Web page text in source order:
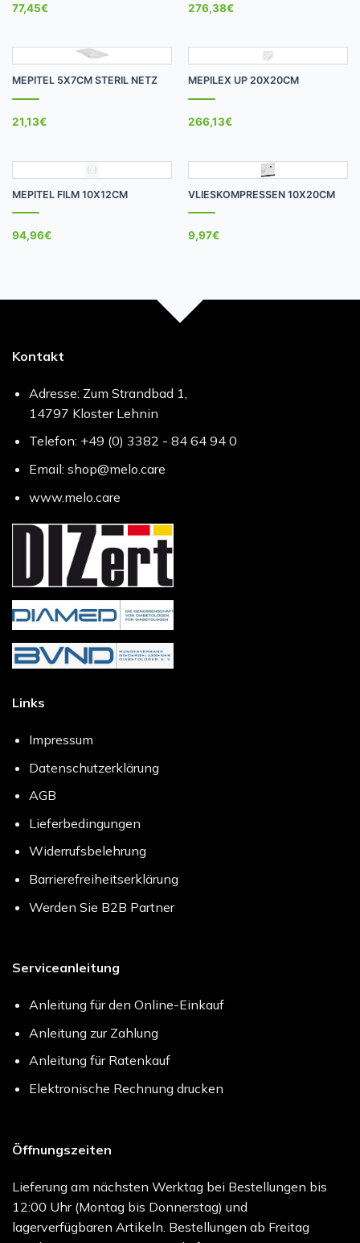
77,45€ 276,38€
MEPITEL 5X7CM STERIL NETZ
21,13€
MEPILEX UP 20X20CM
266,13€
MEPITEL FILM 10X12CM
94,96€
VLIESKOMPRESSEN 10X20CM
9,97€
Kontakt
Adresse: Zum Strandbad 1,
14797 Kloster Lehnin
Telefon: +49 (0) 3382 - 84 64 94 0
Email: shop@melo.care
www.melo.care
Links
Impressum
Datenschutzerklärung
AGB
Lieferbedingungen
Widerrufsbelehrung
Barrierefreiheitserklärung
Werden Sie B2B Partner
Serviceanleitung
Anleitung für den Online-Einkauf
Anleitung zur Zahlung
Anleitung für Ratenkauf
Elektronische Rechnung drucken
Öffnungszeiten
Lieferung am nächsten Werktag bei Bestellungen bis
12:00 Uhr (Montag bis Donnerstag) und
lagerverfügbaren Artikeln. Bestellungen ab Freitag